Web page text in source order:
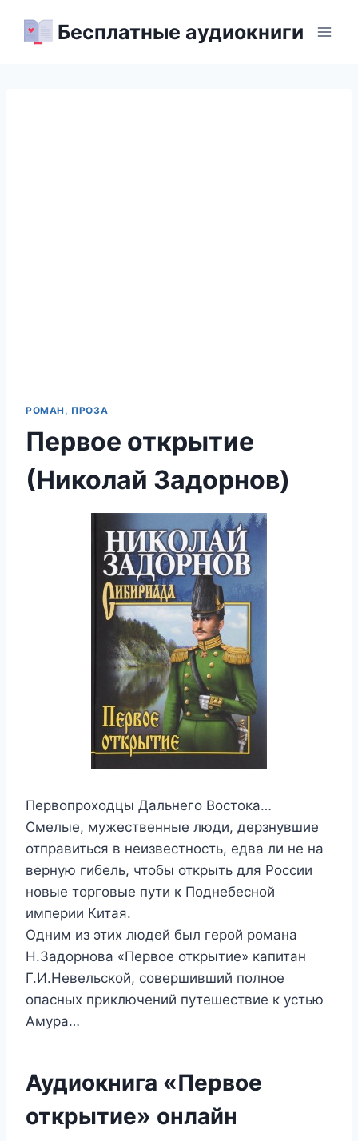
Бесплатные аудиокниги
РОМАН, ПРОЗА
Первое открытие
(Николай Задорнов)
Первопроходцы Дальнего Востока…
Смелые, мужественные люди, дерзнувшие
отправиться в неизвестность, едва ли не на
верную гибель, чтобы открыть для России
новые торговые пути к Поднебесной
империи Китая.
Одним из этих людей был герой романа
Н.Задорнова «Первое открытие» капитан
Г.И.Невельской, совершивший полное
опасных приключений путешествие к устью
Амура…
Аудиокнига «Первое
открытие» онлайн